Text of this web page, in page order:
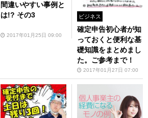
間違いやすい事例と
は!? その3
2017年01月25日 09:00
ビジネス
確定申告初心者が知
っておくと便利な基
礎知識をまとめまし
た。ご参考まで！
2017年01月27日 07:00